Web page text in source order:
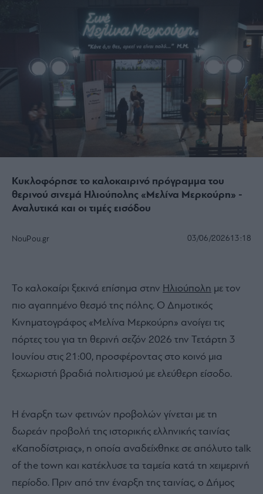
Κυκλοφόρησε το καλοκαιρινό πρόγραμμα του
θερινού σινεμά Ηλιούπολης «Μελίνα Μερκούρη» -
Αναλυτικά και οι τιμές εισόδου
NouPou.gr 03/06/202613:18
Το καλοκαίρι ξεκινά επίσημα στην Ηλιούπολη με τον
πιο αγαπημένο θεσμό της πόλης. Ο Δημοτικός
Κινηματογράφος «Μελίνα Μερκούρη» ανοίγει τις
πόρτες του για τη θερινή σεζόν 2026 την Τετάρτη 3
Ιουνίου στις 21:00, προσφέροντας στο κοινό μια
ξεχωριστή βραδιά πολιτισμού με ελεύθερη είσοδο.
Η έναρξη των φετινών προβολών γίνεται με τη
δωρεάν προβολή της ιστορικής ελληνικής ταινίας
«Καποδίστριας», η οποία αναδείχθηκε σε απόλυτο talk
of the town και κατέκλυσε τα ταμεία κατά τη χειμερινή
περίοδο. Πριν από την έναρξη της ταινίας, ο Δήμος